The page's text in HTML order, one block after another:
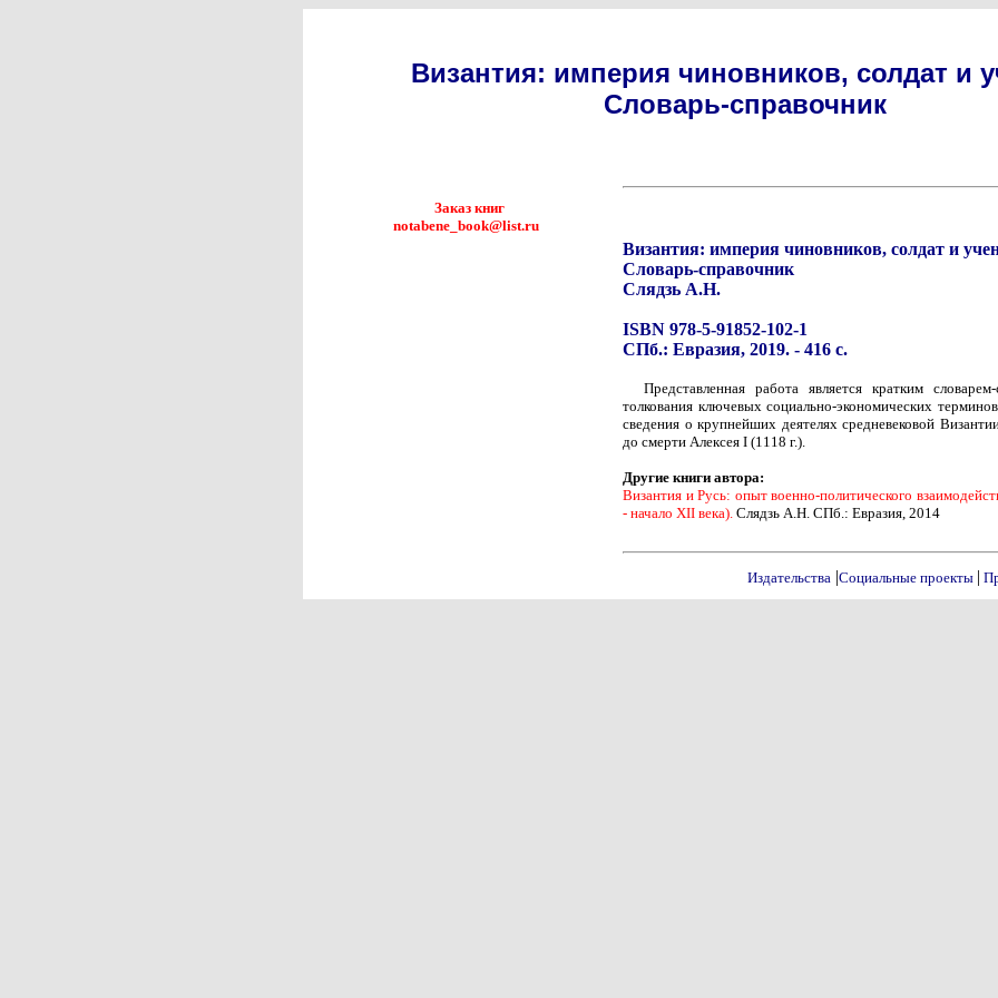
Византия: империя чиновников, солдат и
Словарь-справочник
Заказ книг
notabene_book@list.ru
Византия: империя чиновников, солдат и
Словарь-справочник
Слядзь А.Н.
ISBN 978-5-91852-102-1
СПб.: Евразия, 2019. - 416 с.
Представленная работа является кратким
толкования ключевых социально-экономических
сведения о крупнейших деятелях средневековой
до смерти Алексея I (1118 г.).
Другие книги автора:
Византия и Русь: опыт военно-политического
- начало XII века). Слядзь А.Н. СПб.: Евразия, 2014
Издательства |Социальные проекты |